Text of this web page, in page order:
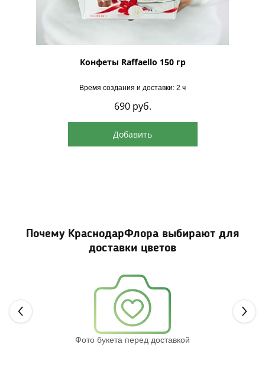
Конфеты Raffaello 150 гр
Время создания и доставки: 2 ч
690 руб.
Добавить
Почему КраснодарФлора выбирают для
доставки цветов
Фото букета перед доставкой